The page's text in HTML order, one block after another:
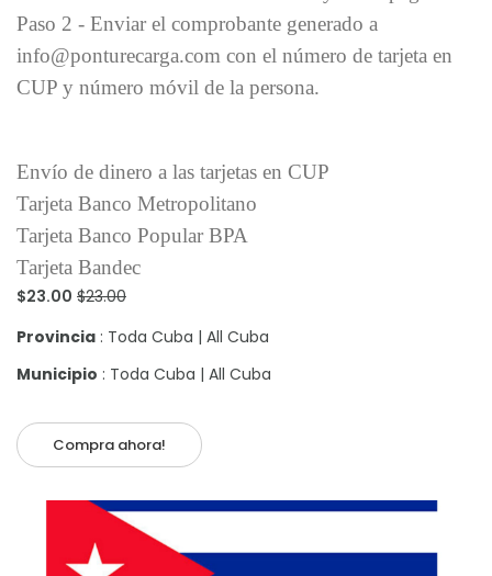
Paso 2 - Enviar el comprobante generado a
info@ponturecarga.com con el número de tarjeta en
CUP y número móvil de la persona.
Envío de dinero a las tarjetas en CUP
Tarjeta Banco Metropolitano
Tarjeta Banco Popular BPA
Tarjeta Bandec
$23.00 $23.00
Provincia : Toda Cuba | All Cuba
Municipio : Toda Cuba | All Cuba
Compra ahora!